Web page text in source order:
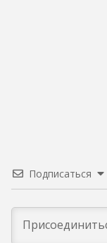
Подписаться